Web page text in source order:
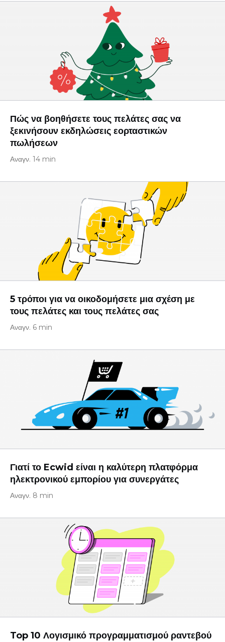
Πώς να βοηθήσετε τους πελάτες σας να
ξεκινήσουν εκδηλώσεις εορταστικών
πωλήσεων
Αναγν. 14 min
5 τρόποι για να οικοδομήσετε μια σχέση με
τους πελάτες και τους πελάτες σας
Αναγν. 6 min
Γιατί το Ecwid είναι η καλύτερη πλατφόρμα
ηλεκτρονικού εμπορίου για συνεργάτες
Αναγν. 8 min
Top 10 Λογισμικό προγραμματισμού ραντεβού